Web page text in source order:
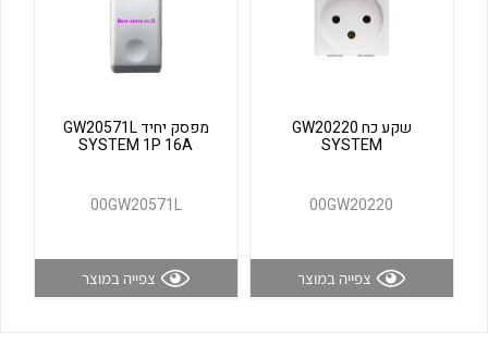
שקע כח GW20220
SYSTEM
00GW20220
צפייה במוצר
מפסק יחיד GW20571L
SYSTEM 1P 16A
00GW20571L
צפייה במוצר